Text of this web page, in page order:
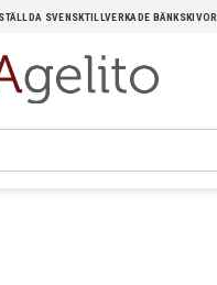
SVENSKTILLVERKADE BÄNKSKIVOR